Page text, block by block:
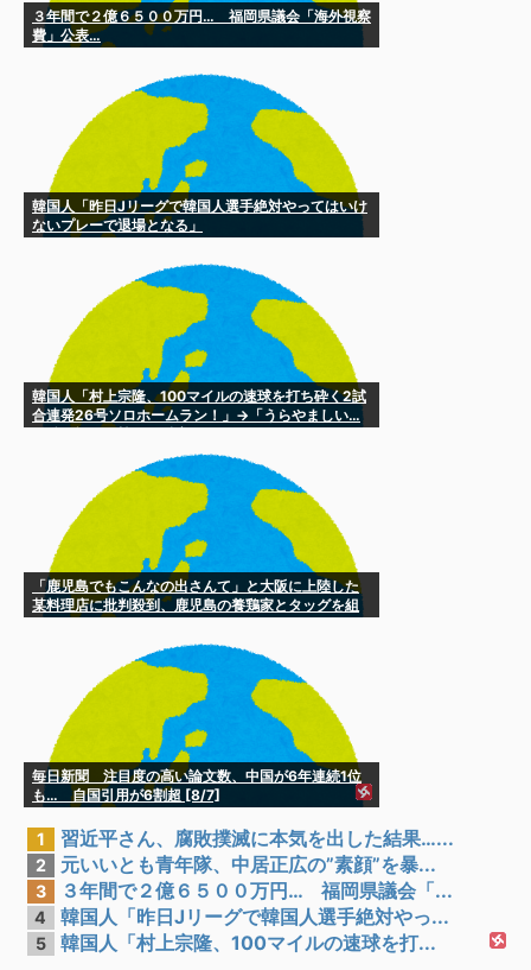
３年間で２億６５００万円… 福岡県議会「海外視察
費」公表…
韓国人「昨日Jリーグで韓国人選手絶対やってはいけ
ないプレーで退場となる」
韓国人「村上宗隆、100マイルの速球を打ち砕く2試
合連発26号ソロホームラン！」→「うらやましい…
（ﾌﾞﾙﾌﾞﾙ」＝韓国の反応
「鹿児島でもこんなの出さんて」と大阪に上陸した
某料理店に批判殺到、鹿児島の養鶏家とタッグを組
んだところで……
毎日新聞 注目度の高い論文数、中国が6年連続1位
も… 自国引用が6割超 [8/7]
1 習近平さん、腐敗撲滅に本気を出した結果…...
2 元いいとも青年隊、中居正広の”素顔”を暴...
3 ３年間で２億６５００万円… 福岡県議会「...
4 韓国人「昨日Jリーグで韓国人選手絶対やっ...
5 韓国人「村上宗隆、100マイルの速球を打...